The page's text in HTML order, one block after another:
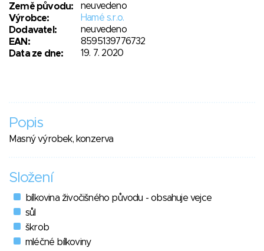
Země původu:
neuvedeno
Výrobce:
Hamé s.r.o.
Dodavatel:
neuvedeno
EAN:
8595139776732
Data ze dne:
19. 7. 2020
Popis
Masný výrobek, konzerva
Složení
bílkovina živočišného původu - obsahuje vejce
sůl
škrob
mléčné bílkoviny